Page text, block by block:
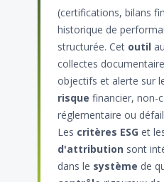
(certifications, bilans
historique de
structurée. Cet outil
collectes
objectifs et alerte sur
risque financier, non-
réglementaire ou
Les critères ESG et
d'attribution sont
dans le système de